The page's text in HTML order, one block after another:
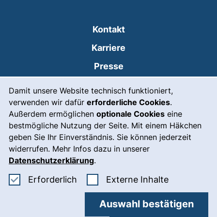
Damit unsere Website technisch funktioniert,
verwenden wir dafür erforderliche Cookies.
Außerdem ermöglichen optionale Cookies eine
bestmögliche Nutzung der Seite. Mit einem Häkchen
geben Sie Ihr Einverständnis. Sie können jederzeit
widerrufen. Mehr Infos dazu in unserer
Datenschutzerklärung.
Erforderlich Erforderliche Cookies akzeptieren
Externe Inhalte: Externe
Auswahl bestätigen
Kontakt
Karriere
Presse
Leichte Sprache
Gebärdensprache
Notfall(externer Link, öffnet
Impressum
Barrierefreiheit
Datenschutz